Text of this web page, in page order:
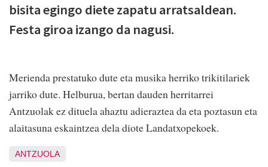
bisita egingo diete zapatu arratsaldean.
Festa giroa izango da nagusi.
Merienda prestatuko dute eta musika herriko trikitilariek
jarriko dute. Helburua, bertan dauden herritarrei
Antzuolak ez dituela ahaztu adieraztea da eta poztasun eta
alaitasuna eskaintzea dela diote Landatxopekoek.
ANTZUOLA